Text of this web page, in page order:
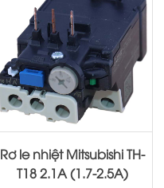
Rơ le nhiệt Mitsubishi TH-
T18 2.1A (1.7-2.5A)